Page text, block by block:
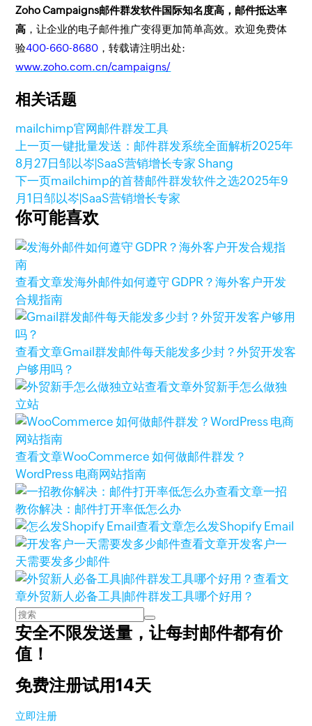
Zoho Campaigns邮件群发软件国际知名度高，邮件抵达率
高 ，让企业的电子邮件推广变得更加简单高效。欢迎免费体
验400-660-8680 ，转载请注明出处:
www.zoho.com.cn/campaigns/
相关话题
mailchimp官网 邮件群发工具
上一页一键批量发送：邮件群发系统全面解析2025年
8月27日邹以岑|SaaS营销增长专家 Shang
下一页mailchimp的首替邮件群发软件之选2025年9
月1日邹以岑|SaaS营销增长专家
你可能喜欢
查看文章发海外邮件如何遵守 GDPR？海外客户开发
合规指南
查看文章Gmail群发邮件每天能发多少封？外贸开发客
户够用吗？
查看文章外贸新手怎么做独
立站
查看文章WooCommerce 如何做邮件群发？
WordPress 电商网站指南
查看文章一招
教你解决：邮件打开率低怎么办
查看文章怎么发Shopify Email
查看文章开发客户一
天需要发多少邮件
查看文
章外贸新人必备工具|邮件群发工具哪个好用？
安全不限发送量，让每封邮件都有价
值！
免费注册试用14天
立即注册